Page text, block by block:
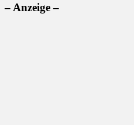
– Anzeige –